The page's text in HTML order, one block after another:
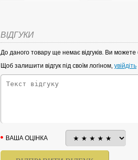
ВІДГУКИ
До даного товару ще немає відгуків. Ви
Щоб залишити відгук під своїм логіном, увійдіть
ВАША ОЦІНКА